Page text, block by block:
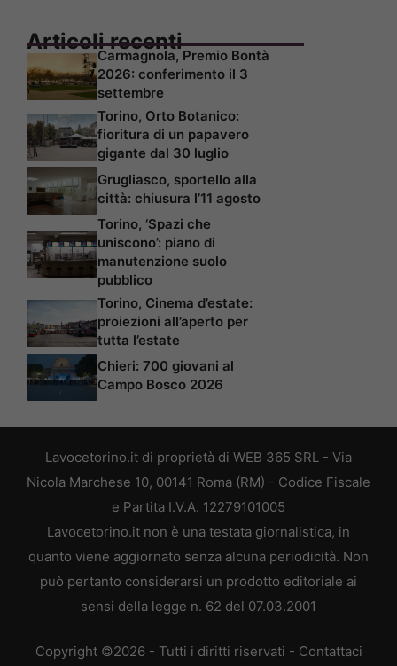
Articoli recenti
Carmagnola, Premio Bontà
2026: conferimento il 3
settembre
Torino, Orto Botanico:
fioritura di un papavero
gigante dal 30 luglio
Grugliasco, sportello alla
città: chiusura l’11 agosto
Torino, ‘Spazi che
uniscono’: piano di
manutenzione suolo
pubblico
Torino, Cinema d’estate:
proiezioni all’aperto per
tutta l’estate
Chieri: 700 giovani al
Campo Bosco 2026
Lavocetorino.it di proprietà di WEB 365 SRL - Via
Nicola Marchese 10, 00141 Roma (RM) - Codice Fiscale
e Partita I.V.A. 12279101005
Lavocetorino.it non è una testata giornalistica, in
quanto viene aggiornato senza alcuna periodicità. Non
può pertanto considerarsi un prodotto editoriale ai
sensi della legge n. 62 del 07.03.2001
Copyright ©2026 - Tutti i diritti riservati - Contattaci